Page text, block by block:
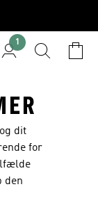
1
dit
for
den